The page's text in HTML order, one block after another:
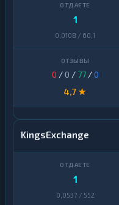
1
0,0108 / 60,1
0 / 0 / 77/0
4,7 ★
KingsExchange
1
0,0537 / 552